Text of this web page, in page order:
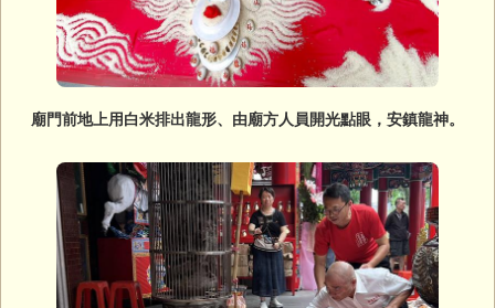
廟門前地上用白米排出龍形、由廟方人員開光點眼，安鎮龍神。